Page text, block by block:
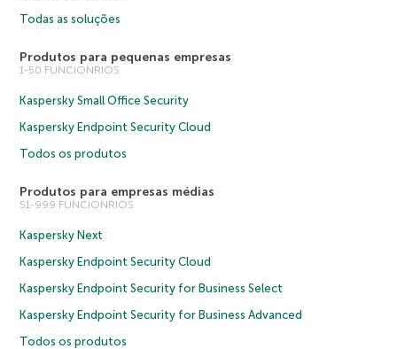
Todas as soluções
Produtos para pequenas empresas
1-50 FUNCIONRIOS
Kaspersky Small Office Security
Kaspersky Endpoint Security Cloud
Todos os produtos
Produtos para empresas médias
51-999 FUNCIONRIOS
Kaspersky Next
Kaspersky Endpoint Security Cloud
Kaspersky Endpoint Security for Business Select
Kaspersky Endpoint Security for Business Advanced
Todos os produtos